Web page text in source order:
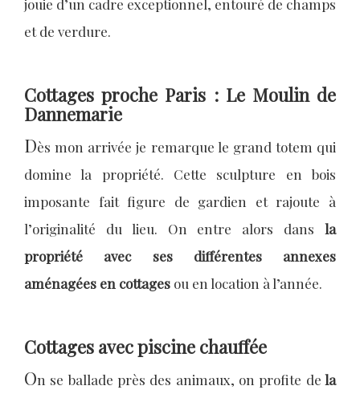
jouie d’un cadre exceptionnel, entouré de champs
et de verdure.
Cottages proche Paris : Le Moulin de
Dannemarie
Dès mon arrivée je remarque le grand totem qui
domine la propriété. Cette sculpture en bois
imposante fait figure de gardien et rajoute à
l’originalité du lieu. On entre alors dans la
propriété avec ses différentes annexes
aménagées en cottages ou en location à l’année.
Cottages avec piscine chauffée
On se ballade près des animaux, on profite de la